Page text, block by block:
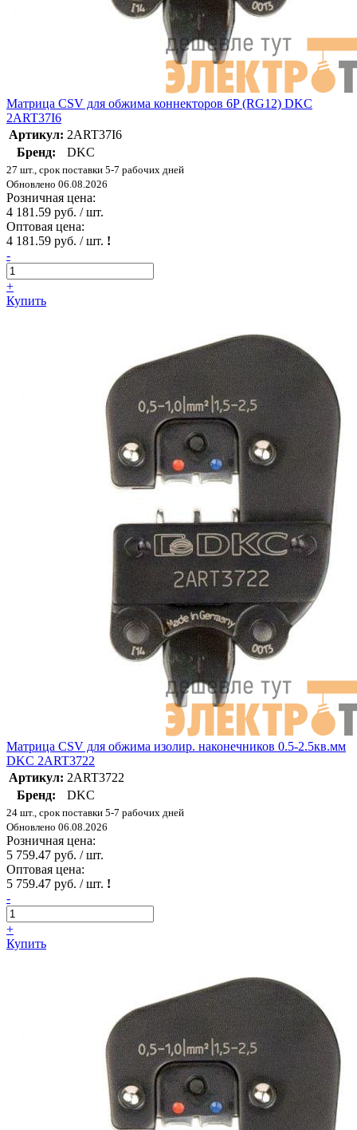
Матрица CSV для обжима коннекторов 6P (RG12) DKC
2ART37I6
Артикул: 2ART37I6
Бренд:
DKC
27 шт., срок поставки 5-7 рабочих дней
Обновлено 06.08.2026
Розничная цена:
4 181.59 руб. / шт.
Оптовая цена:
4 181.59 руб. / шт. !
-
+
Купить
Матрица CSV для обжима изолир. наконечников 0.5-2.5кв.мм
DKC 2ART3722
Артикул: 2ART3722
Бренд:
DKC
24 шт., срок поставки 5-7 рабочих дней
Обновлено 06.08.2026
Розничная цена:
5 759.47 руб. / шт.
Оптовая цена:
5 759.47 руб. / шт. !
-
+
Купить